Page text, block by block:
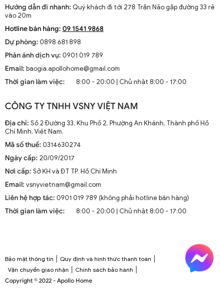
tiến với thiết kế hiện đại, động cơ mạnh mẽ và khả năng
cứu để nâng cao hiệu suất và thẩm mỹ của sản phẩm.
Xu hướng hiện tại trên thị trường
Hiện nay, quạt trần cánh dài không chỉ là thiết bị làm mát
sống. Chúng kết hợp công nghệ tiên tiến như điều khiển
1.2. Cấu Tạo và Nguyên Lý Hoạt Động
Cấu trúc tổng thể của quạt trần cánh dài
cơ, cánh quạt, bộ điều khiển và thân quạt. Các cánh quạt
được chế tạo từ chất liệu như gỗ, kim loại hoặc
composite để đảm bảo độ bền và hiệu suất.
Nguyên lý hoạt động cơ bản
Động cơ điện làm quay các cánh quạt, tạo ra dòng không
khí tuần hoàn trong không gian phòng.
Công nghệ tiên tiến tích hợp
Hướng dẫn đi nhanh: Quý khách đi tới 278 Trần Não gặp đường 33 rẽ
vào 20m
Hotline bán hàng: 09 1541 9868
Dự phòng: 0898 681 898
Phản ánh dịch vụ: 0901 019 789
Email: baogia.apollohome@gmail.com
Thời gian làm việc:
8:00 - 20:00 | Chủ nhật 8:00 - 17:00
CÔNG TY TNHH VSNY VIỆT NAM
Địa chỉ: Số 2 Đường 33, Khu Phố 2, Phường An Khánh, Thành phố Hồ
Chí Minh, Việt Nam.
Mã số thuế: 0314630274
Ngày cấp: 20/09/2017
Nơi cấp: Sở KH và ĐT TP. Hồ Chí Minh
Email: vsnyvietnam@gmail.com
Liên hệ hợp tác: 0901 019 789 (không phải hotline bán hàng)
Thời gian làm việc:
8:00 - 20:00 | Chủ nhật 8:00 - 17:00
Bảo mật thông tin
Quy định và hình thức thanh toán
Vận chuyển giao nhận
Chính sách bảo hành
Copyright © 2022 - Apollo Home